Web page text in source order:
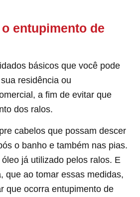
entupimento de
básicos que você pode
residência ou
a fim de evitar que
dos ralos.
cabelos que possam descer
o banho e também nas pias.
já utilizado pelos ralos. E
que ao tomar essas medidas,
que ocorra entupimento de